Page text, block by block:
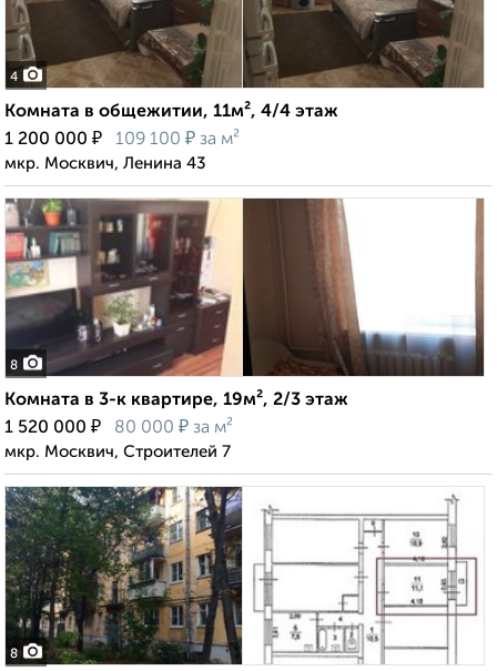
4
Комната в общежитии, 11м², 4/4 этаж
1 200 000 ₽ 109 100 ₽ за м²
мкр. Москвич, Ленина 43
8
Комната в 3-к квартире, 19м², 2/3 этаж
1 520 000 ₽ 80 000 ₽ за м²
мкр. Москвич, Строителей 7
8